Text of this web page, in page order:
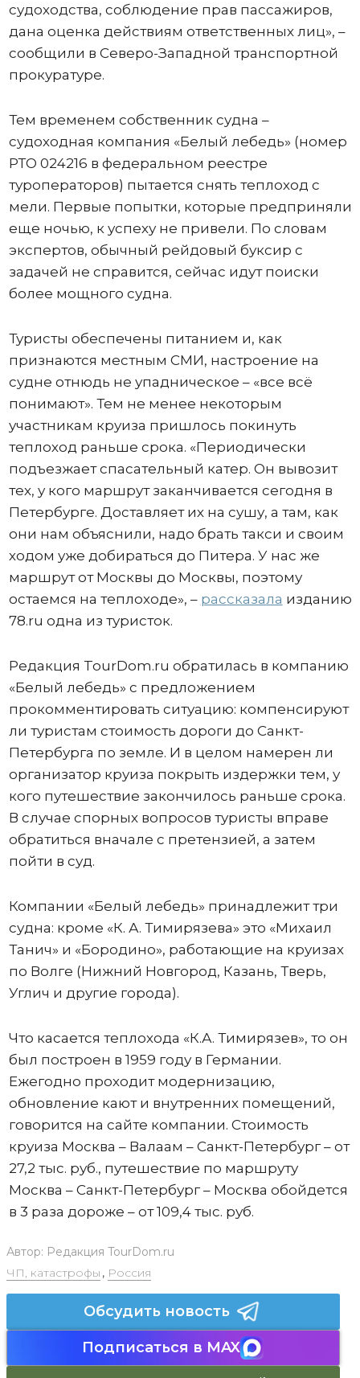
судоходства, соблюдение прав пассажиров,
дана оценка действиям ответственных лиц», –
сообщили в Северо-Западной транспортной
прокуратуре.
Тем временем собственник судна –
судоходная компания «Белый лебедь» (номер
РТО 024216 в федеральном реестре
туроператоров) пытается снять теплоход с
мели. Первые попытки, которые предприняли
еще ночью, к успеху не привели. По словам
экспертов, обычный рейдовый буксир с
задачей не справится, сейчас идут поиски
более мощного судна.
Туристы обеспечены питанием и, как
признаются местным СМИ, настроение на
судне отнюдь не упадническое – «все всё
понимают». Тем не менее некоторым
участникам круиза пришлось покинуть
теплоход раньше срока. «Периодически
подъезжает спасательный катер. Он вывозит
тех, у кого маршрут заканчивается сегодня в
Петербурге. Доставляет их на сушу, а там, как
они нам объяснили, надо брать такси и своим
ходом уже добираться до Питера. У нас же
маршрут от Москвы до Москвы, поэтому
остаемся на теплоходе», – рассказала изданию
78.ru одна из туристок.
Редакция TourDom.ru обратилась в компанию
«Белый лебедь» с предложением
прокомментировать ситуацию: компенсируют
ли туристам стоимость дороги до Санкт-
Петербурга по земле. И в целом намерен ли
организатор круиза покрыть издержки тем, у
кого путешествие закончилось раньше срока.
В случае спорных вопросов туристы вправе
обратиться вначале с претензией, а затем
пойти в суд.
Компании «Белый лебедь» принадлежит три
судна: кроме «К. А. Тимирязева» это «Михаил
Танич» и «Бородино», работающие на круизах
по Волге (Нижний Новгород, Казань, Тверь,
Углич и другие города).
Что касается теплохода «К.А. Тимирязев», то он
был построен в 1959 году в Германии.
Ежегодно проходит модернизацию,
обновление кают и внутренних помещений,
говорится на сайте компании. Стоимость
круиза Москва – Валаам – Санкт-Петербург – от
27,2 тыс. руб., путешествие по маршруту
Москва – Санкт-Петербург – Москва обойдется
в 3 раза дороже – от 109,4 тыс. руб.
Автор: Редакция TourDom.ru
ЧП, катастрофы , Россия
Обсудить новость
Подписаться в MAX